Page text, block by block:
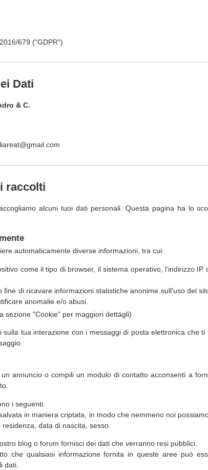
679 ("GDPR")
Dati
& C.
raccolti
alcuni tuoi dati personali. Questa pagina ha lo
automaticamente diverse informazioni, tra cui:
come il tipo di browser, il sistema operativo, l'indirizzo IP
fine di ricavare informazioni statistiche anonime sull'uso del
anomalie e/o abusi.
sezione "Cookie" per maggiori dettagli)
tua interazione con i messaggi di posta elettronica che
annuncio o compili un modulo di contatto acconsenti a
i seguenti:
in maniera criptata, in modo che nemmeno noi
data di nascita, sesso.
blog o forum fornisci dei dati che verranno resi pubblici.
che qualsiasi informazione fornita in queste aree può
dati.